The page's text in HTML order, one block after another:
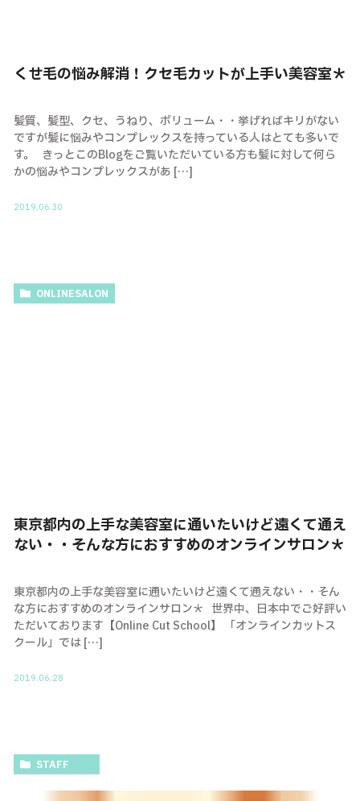
くせ毛の悩み解消！クセ毛カットが上手い美容室＊
髪質、髪型、クセ、うねり、ボリューム・・挙げればキリがない
ですが髪に悩みやコンプレックスを持っている人はとても多いで
す。 きっとこのBlogをご覧いただいている方も髪に対して何ら
かの悩みやコンプレックスがあ […]
2019.06.30
ONLINESALON
東京都内の上手な美容室に通いたいけど遠くて通え
ない・・そんな方におすすめのオンラインサロン＊
東京都内の上手な美容室に通いたいけど遠くて通えない・・そん
な方におすすめのオンラインサロン＊ 世界中、日本中でご好評い
ただいております【Online Cut School】 「オンラインカットス
クール」では […]
2019.06.28
STAFF